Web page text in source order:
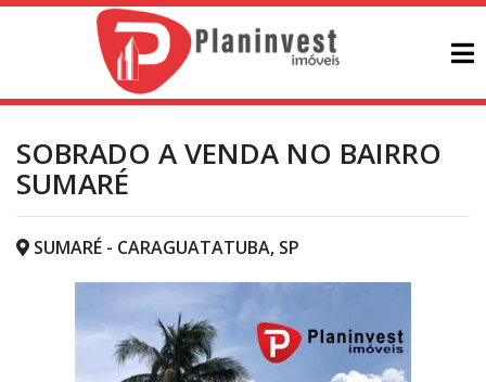
SOBRADO A VENDA NO BAIRRO
SUMARÉ
SUMARÉ - CARAGUATATUBA, SP